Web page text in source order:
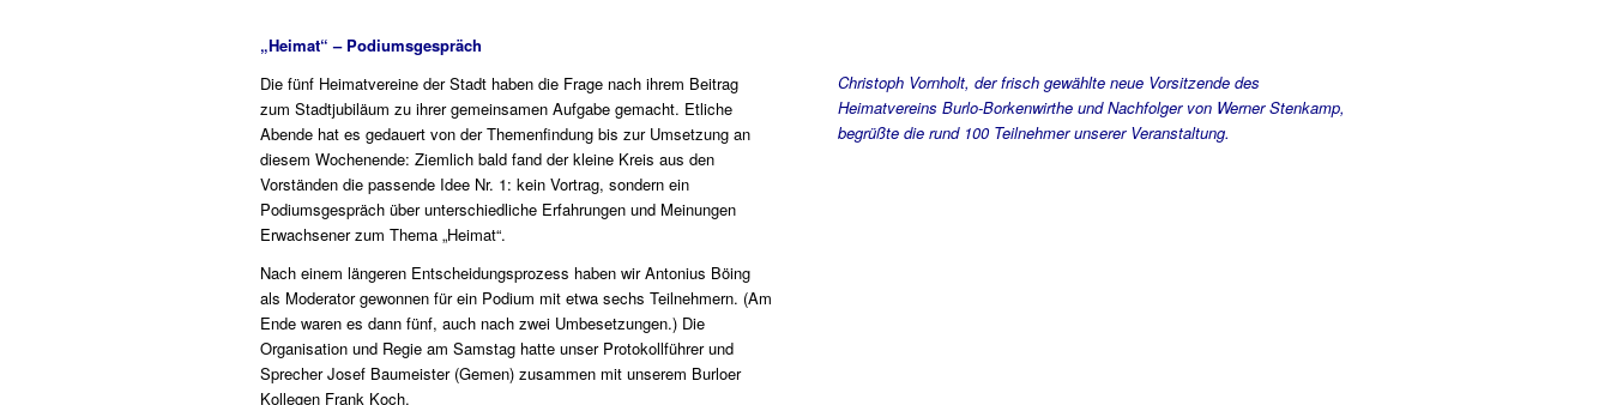
„Heimat“ – Podiumsgespräch
Die fünf Heimatvereine der Stadt haben die Frage nach ihrem Beitrag
zum Stadtjubiläum zu ihrer gemeinsamen Aufgabe gemacht. Etliche
Abende hat es gedauert von der Themenfindung bis zur Umsetzung an
diesem Wochenende: Ziemlich bald fand der kleine Kreis aus den
Vorständen die passende Idee Nr. 1: kein Vortrag, sondern ein
Podiumsgespräch über unterschiedliche Erfahrungen und Meinungen
Erwachsener zum Thema „Heimat“.
Nach einem längeren Entscheidungsprozess haben wir Antonius Böing
als Moderator gewonnen für ein Podium mit etwa sechs Teilnehmern. (Am
Ende waren es dann fünf, auch nach zwei Umbesetzungen.) Die
Organisation und Regie am Samstag hatte unser Protokollführer und
Sprecher Josef Baumeister (Gemen) zusammen mit unserem Burloer
Kollegen Frank Koch.
Christoph Vornholt, der frisch gewählte neue Vorsitzende des
Heimatvereins Burlo-Borkenwirthe und Nachfolger von Werner Stenkamp,
begrüßte die rund 100 Teilnehmer unserer Veranstaltung.